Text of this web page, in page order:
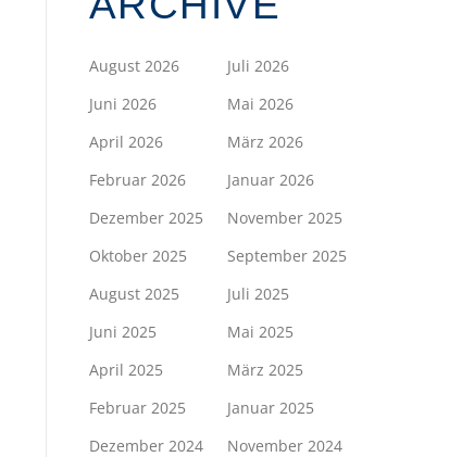
August 2026
Juli 2026
Juni 2026
Mai 2026
April 2026
März 2026
Februar 2026
Januar 2026
Dezember 2025
November 2025
Oktober 2025
September 2025
August 2025
Juli 2025
Juni 2025
Mai 2025
April 2025
März 2025
Februar 2025
Januar 2025
Dezember 2024
November 2024